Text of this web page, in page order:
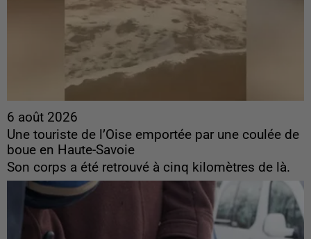
6 août 2026
Une touriste de l’Oise emportée par une coulée de
boue en Haute-Savoie
Son corps a été retrouvé à cinq kilomètres de là.